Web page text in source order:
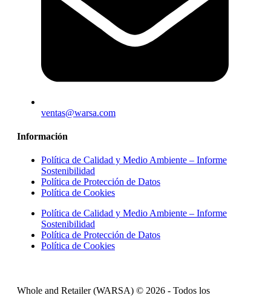
ventas@warsa.com
Información
Política de Calidad y Medio Ambiente – Informe
Sostenibilidad
Política de Protección de Datos
Política de Cookies
Política de Calidad y Medio Ambiente – Informe
Sostenibilidad
Política de Protección de Datos
Política de Cookies
Whole and Retailer (WARSA) © 2026 - Todos los